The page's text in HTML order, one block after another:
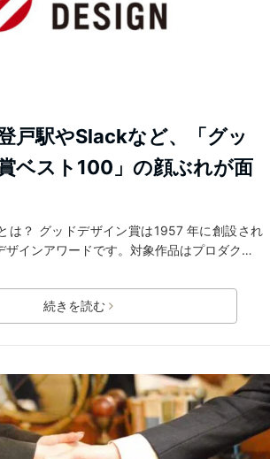
戸駅やSlackなど、「グッ
ベスト100」の顔ぶれが面
は？ グッドデザイン賞は1957 年に創設され
ザインアワードです。対象作品はプロダク…
続きを読む